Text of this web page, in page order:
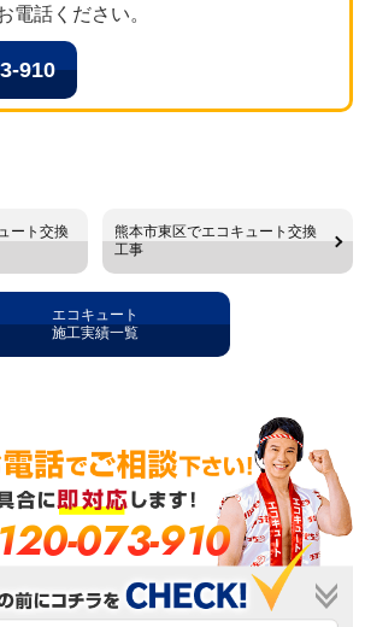
電話ください。
910
ート交換
熊本市東区でエコキュート交換
工事
エコキュート
施工実績一覧
073-910